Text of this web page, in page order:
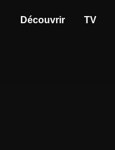
Découvrir TV